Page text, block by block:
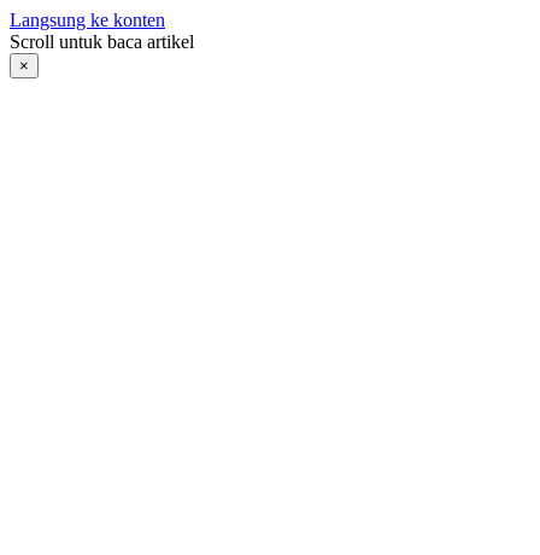
Langsung ke konten
Scroll untuk baca artikel
×